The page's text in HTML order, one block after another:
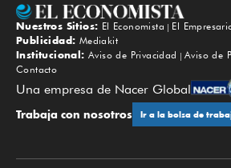
Nuestros Sitios: El Economista El
Publicidad: Mediakit
Institucional: Aviso de Privacidad
Aviso de
Contacto
Una empresa de Nacer Global
Trabaja con nosotros Ir a la bolsa de